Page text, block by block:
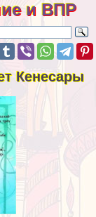
и ВПР
Кенесары